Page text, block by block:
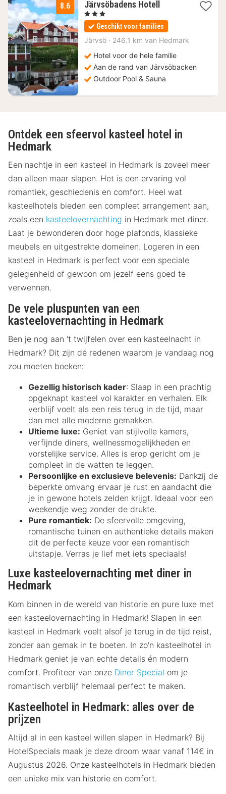
8.6 Järvsöbadens Hotell 1
vanaf
125,89
€
, 3 Sterren
Geschikt voor families
Järvsö · 246.1 km van Hedmark
Hotel voor de hele familie
Aan de rand van Järvsöbacken
Outdoor Pool & Sauna
Ontdek een sfeervol kasteel hotel in
Hedmark
Een nachtje in een kasteel in Hedmark is zoveel meer
dan alleen maar slapen. Het is een ervaring vol
romantiek, geschiedenis en comfort. Heel wat
kasteelhotels bieden een compleet arrangement aan,
zoals een kasteelovernachting in Hedmark met diner.
Laat je bewonderen door hoge plafonds, klassieke
meubels en uitgestrekte domeinen. Logeren in een
kasteel in Hedmark is perfect voor een speciale
gelegenheid of gewoon om jezelf eens goed te
verwennen.
De vele pluspunten van een
kasteelovernachting in Hedmark
Ben je nog aan 't twijfelen over een kasteelnacht in
Hedmark? Dit zijn dé redenen waarom je vandaag nog
zou moeten boeken:
Gezellig historisch kader: Slaap in een prachtig
opgeknapt kasteel vol karakter en verhalen. Elk
verblijf voelt als een reis terug in de tijd, maar
dan met alle moderne gemakken.
Ultieme luxe: Geniet van stijlvolle kamers,
verfijnde diners, wellnessmogelijkheden en
vorstelijke service. Alles is erop gericht om je
compleet in de watten te leggen.
Persoonlijke en exclusieve belevenis: Dankzij de
beperkte omvang ervaar je rust en aandacht die
je in gewone hotels zelden krijgt. Ideaal voor een
weekendje weg zonder de drukte.
Pure romantiek: De sfeervolle omgeving,
romantische tuinen en authentieke details maken
dit de perfecte keuze voor een romantisch
uitstapje. Verras je lief met iets speciaals!
Luxe kasteelovernachting met diner in
Hedmark
Kom binnen in de wereld van historie en pure luxe met
een kasteelovernachting in Hedmark! Slapen in een
kasteel in Hedmark voelt alsof je terug in de tijd reist,
zonder aan gemak in te boeten. In zo'n kasteelhotel in
Hedmark geniet je van echte details én modern
comfort. Profiteer van onze Diner Special om je
romantisch verblijf helemaal perfect te maken.
Kasteelhotel in Hedmark: alles over de
prijzen
Altijd al in een kasteel willen slapen in Hedmark? Bij
HotelSpecials maak je deze droom waar vanaf 114€ in
Augustus 2026. Onze kasteelhotels in Hedmark bieden
een unieke mix van historie en comfort.